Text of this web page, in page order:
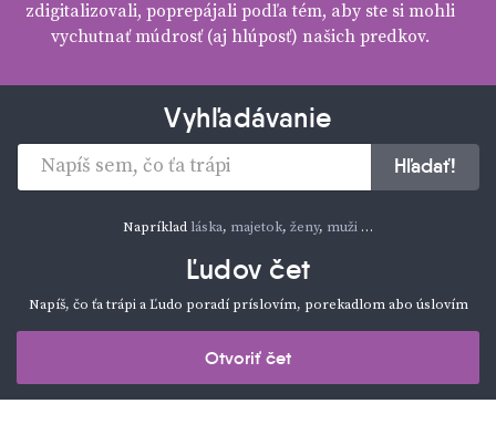
zdigitalizovali, poprepájali podľa tém, aby ste si mohli
vychutnať múdrosť (aj hlúposť) našich predkov.
Vyhľadávanie
Hľadať!
Napríklad láska, majetok, ženy, muži …
Ľudov čet
Napíš, čo ťa trápi a Ľudo poradí príslovím, porekadlom abo úslovím
Otvoriť čet